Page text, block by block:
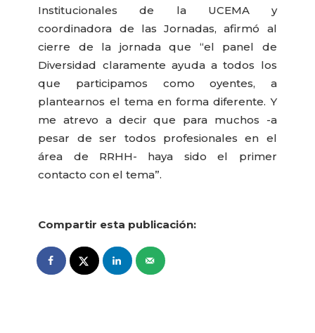
Institucionales de la UCEMA y
coordinadora de las Jornadas, afirmó al
cierre de la jornada que “el panel de
Diversidad claramente ayuda a todos los
que participamos como oyentes, a
plantearnos el tema en forma diferente. Y
me atrevo a decir que para muchos -a
pesar de ser todos profesionales en el
área de RRHH- haya sido el primer
contacto con el tema”.
Compartir esta publicación: